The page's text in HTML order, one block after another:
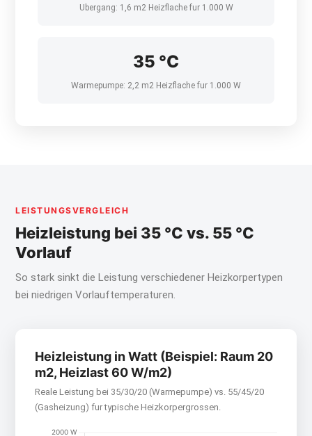
Ubergang: 1,6 m2 Heizflache fur 1.000 W
35 °C
Warmepumpe: 2,2 m2 Heizflache fur 1.000 W
LEISTUNGSVERGLEICH
Heizleistung bei 35 °C vs. 55 °C
Vorlauf
So stark sinkt die Leistung verschiedener Heizkorpertypen
bei niedrigen Vorlauftemperaturen.
Heizleistung in Watt (Beispiel: Raum 20
m2, Heizlast 60 W/m2)
Reale Leistung bei 35/30/20 (Warmepumpe) vs. 55/45/20
(Gasheizung) fur typische Heizkorpergrossen.